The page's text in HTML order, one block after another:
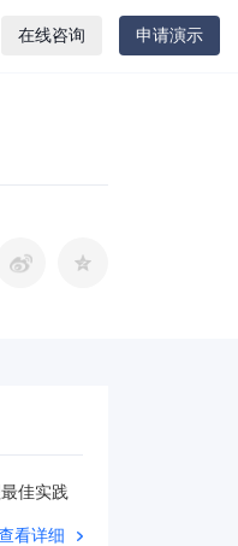
在线咨询 申请演示
佳实践
看详细